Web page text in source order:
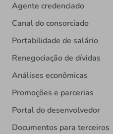
Agente credenciado
Canal do consorciado
Portabilidade de salário
Renegociação de dívidas
Análises econômicas
Promoções e parcerias
Portal do desenvolvedor
Documentos para terceiros